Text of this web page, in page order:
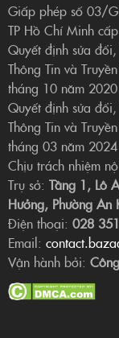
Giấp phép số 03/
TP Hồ Chí Minh
Quyết định sửa
Thông Tin và
tháng 10 năm 2020
Quyết định sửa
Thông Tin và
tháng 03 năm 2024
Chịu trách nhiệm
Trụ sở: Tầng 1, Lô
Hưởng, Phường An
Điện thoại: 028
Email:
Vận hành bởi: